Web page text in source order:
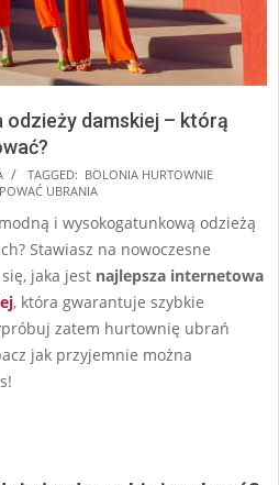
damskiej – którą
TAGGED: BOLONIA HURTOWNIE
UBRANIA
i wysokogatunkową odzieżą
Stawiasz na nowoczesne
jaka jest najlepsza internetowa
, która gwarantuje szybkie
zatem hurtownię ubrań
jak przyjemnie można